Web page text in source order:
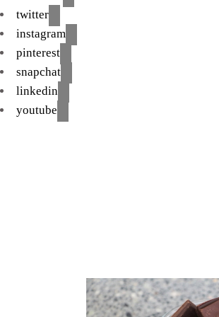
twitter
instagram
pinterest
snapchat
linkedin
youtube